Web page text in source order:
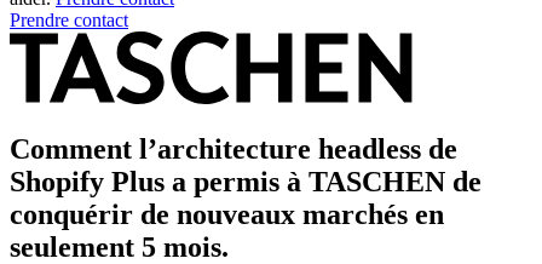
Prendre contact
Comment l’architecture headless de
Shopify Plus a permis à TASCHEN de
conquérir de nouveaux marchés en
seulement 5 mois.